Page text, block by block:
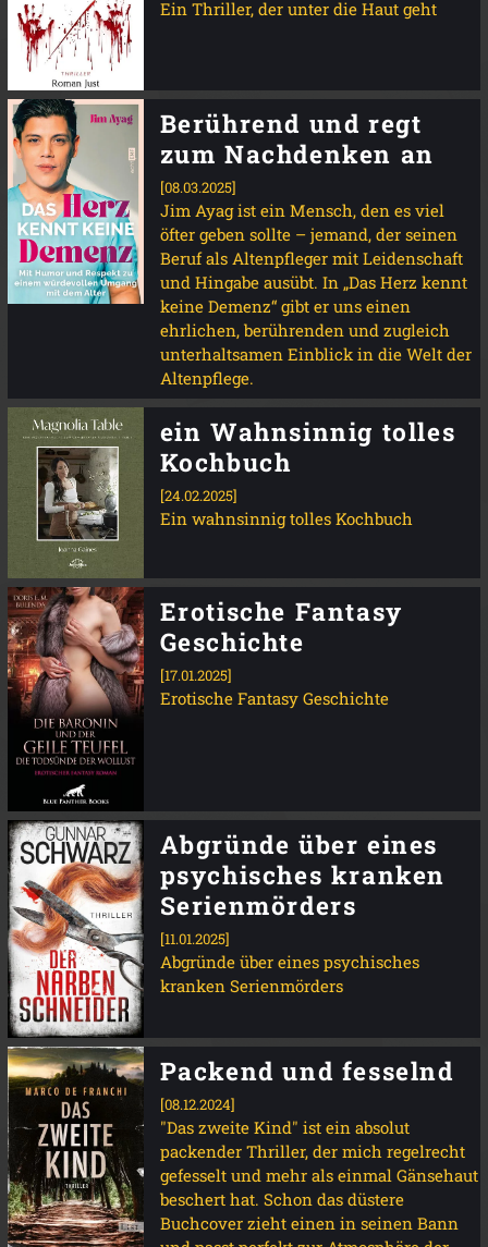
Ein Thriller, der unter die Haut geht
Berührend und regt
zum Nachdenken an
[08.03.2025]
Jim Ayag ist ein Mensch, den es viel
öfter geben sollte – jemand, der seinen
Beruf als Altenpfleger mit Leidenschaft
und Hingabe ausübt. In „Das Herz kennt
keine Demenz“ gibt er uns einen
ehrlichen, berührenden und zugleich
unterhaltsamen Einblick in die Welt der
Altenpflege.
ein Wahnsinnig tolles
Kochbuch
[24.02.2025]
Ein wahnsinnig tolles Kochbuch
Erotische Fantasy
Geschichte
[17.01.2025]
Erotische Fantasy Geschichte
Abgründe über eines
psychisches kranken
Serienmörders
[11.01.2025]
Abgründe über eines psychisches
kranken Serienmörders
Packend und fesselnd
[08.12.2024]
"Das zweite Kind" ist ein absolut
packender Thriller, der mich regelrecht
gefesselt und mehr als einmal Gänsehaut
beschert hat. Schon das düstere
Buchcover zieht einen in seinen Bann